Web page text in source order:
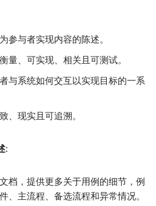
参与者实现内容的陈述。
量、可实现、相关且可测试。
与系统如何交互以实现目标的一系
、现实且可追溯。
:
档，提供更多关于用例的细节，例
、主流程、备选流程和异常情况。